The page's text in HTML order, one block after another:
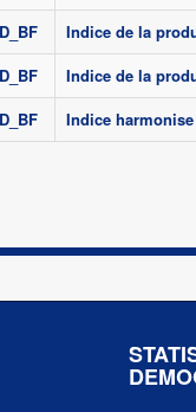
Indice de la
Indice de la
Indice